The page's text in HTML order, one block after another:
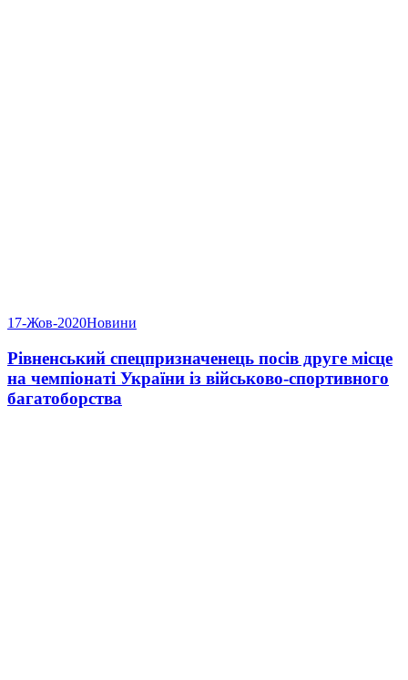
17-Жов-2020Новини
Рівненський спецпризначенець посів друге місце
на чемпіонаті України із військово-спортивного
багатоборства